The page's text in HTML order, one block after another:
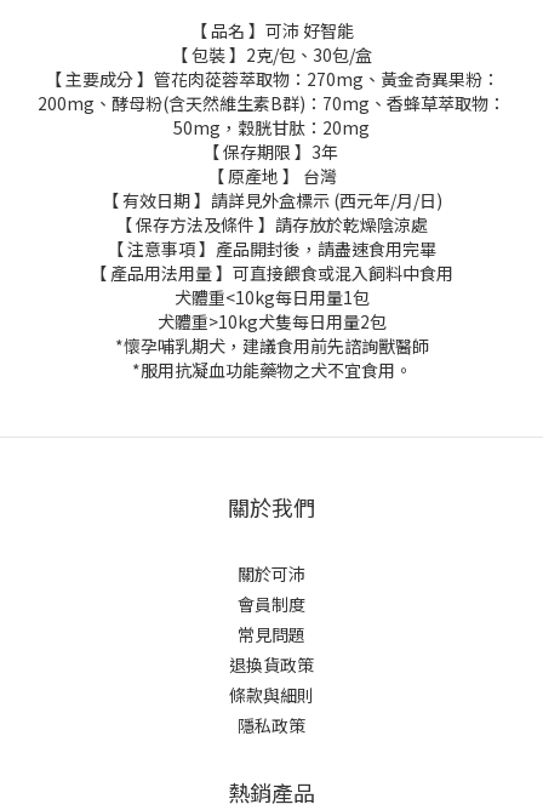
【 品名 】可沛 好智能
【 包裝 】2克/包、30包/盒
【 主要成分 】管花肉蓯蓉萃取物：270mg、黃金奇異果粉：
200mg、酵母粉(含天然維生素B群)：70mg、香蜂草萃取物：
50mg，穀胱甘肽：20mg
【 保存期限 】3年
【 原產地 】 台灣
【 有效日期 】請詳見外盒標示 (西元年/月/日)
【 保存方法及條件 】請存放於乾燥陰涼處
【 注意事項 】產品開封後，請盡速食用完畢
【 產品用法用量 】可直接餵食或混入飼料中食用
犬體重<10kg每日用量1包
犬體重>10kg犬隻每日用量2包
*懷孕哺乳期犬，建議食用前先諮詢獸醫師
*服用抗凝血功能藥物之犬不宜食用。
關於我們
關於可沛
會員制度
常見問題
退換貨政策
條款與細則
隱私政策
熱銷產品